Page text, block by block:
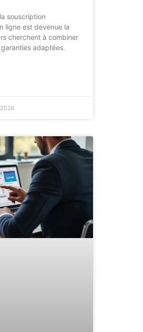
souscription
ligne est devenue la
cherchent à combiner
adaptées.